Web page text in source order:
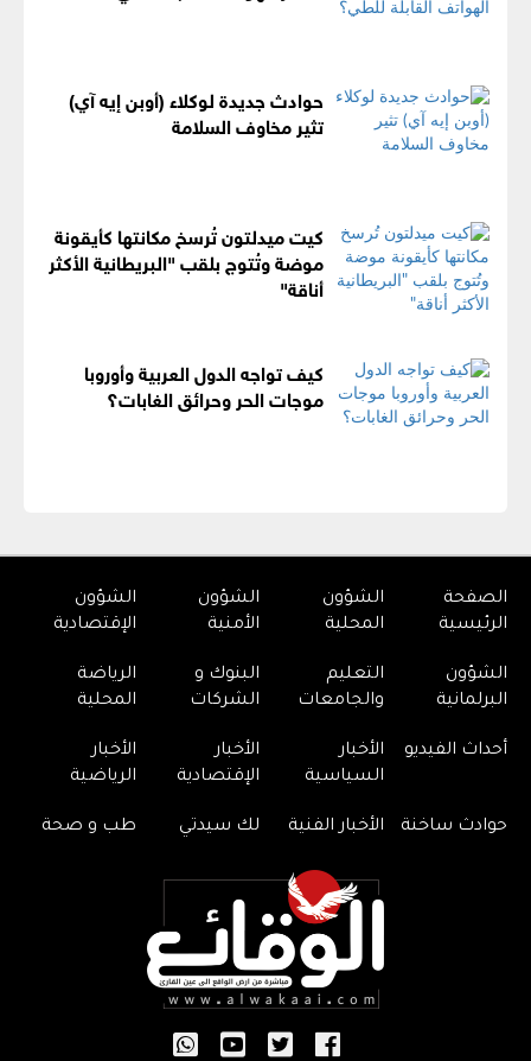
حوادث جديدة لوكلاء (أوبن إيه آي)
تثير مخاوف السلامة
كيت ميدلتون تُرسخ مكانتها كأيقونة
موضة وتُتوج بلقب "البريطانية الأكثر
أناقة"
كيف تواجه الدول العربية وأوروبا
موجات الحر وحرائق الغابات؟
الصفحة
الرئيسية
الشؤون
المحلية
الشؤون
الأمنية
الشؤون
الإقتصادية
الشؤون
البرلمانية
التعليم
والجامعات
البنوك و
الشركات
الرياضة
المحلية
أحداث الفيديو
الأخبار
السياسية
الأخبار
الإقتصادية
الأخبار
الرياضية
حوادث ساخنة الأخبار الفنية لك سيدتي طب و صحة